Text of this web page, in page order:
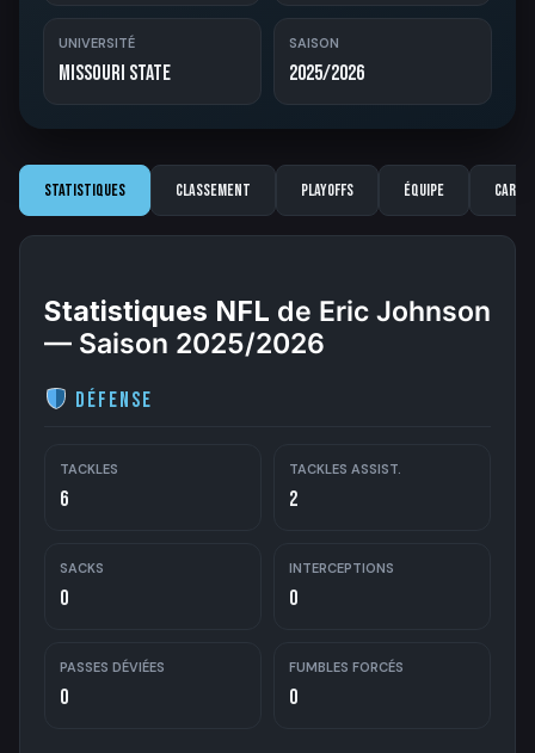
UNIVERSITÉ
Missouri State
SAISON
2025/2026
Statistiques Classement Playoffs Équipe
Statistiques NFL de Eric Johnson
— Saison 2025/2026
Défense
TACKLES
6
TACKLES ASSIST.
2
SACKS
0
INTERCEPTIONS
0
PASSES DÉVIÉES
0
FUMBLES FORCÉS
0